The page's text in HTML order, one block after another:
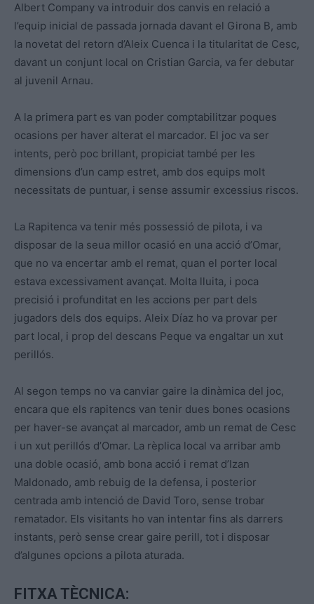
Albert Company va introduir dos canvis en relació a
l’equip inicial de passada jornada davant el Girona B, amb
la novetat del retorn d’Aleix Cuenca i la titularitat de Cesc,
davant un conjunt local on Cristian Garcia, va fer debutar
al juvenil Arnau.
A la primera part es van poder comptabilitzar poques
ocasions per haver alterat el marcador. El joc va ser
intents, però poc brillant, propiciat també per les
dimensions d’un camp estret, amb dos equips molt
necessitats de puntuar, i sense assumir excessius riscos.
La Rapitenca va tenir més possessió de pilota, i va
disposar de la seua millor ocasió en una acció d’Omar,
que no va encertar amb el remat, quan el porter local
estava excessivament avançat. Molta lluita, i poca
precisió i profunditat en les accions per part dels
jugadors dels dos equips. Aleix Díaz ho va provar per
part local, i prop del descans Peque va engaltar un xut
perillós.
Al segon temps no va canviar gaire la dinàmica del joc,
encara que els rapitencs van tenir dues bones ocasions
per haver-se avançat al marcador, amb un remat de Cesc
i un xut perillós d’Omar. La rèplica local va arribar amb
una doble ocasió, amb bona acció i remat d’Izan
Maldonado, amb rebuig de la defensa, i posterior
centrada amb intenció de David Toro, sense trobar
rematador. Els visitants ho van intentar fins als darrers
instants, però sense crear gaire perill, tot i disposar
d’algunes opcions a pilota aturada.
FITXA TÈCNICA: